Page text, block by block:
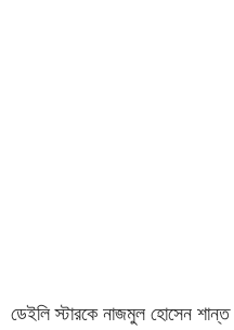
ডেইলি স্টারকে নাজমুল হোসেন শান্ত